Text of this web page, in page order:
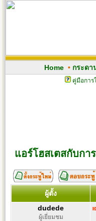
Home• กระดา
คู่มือการ
แอร์โฮสเตสกับกา
ผู้ตั้ง
dudede
ผู้เยี่ยมชม